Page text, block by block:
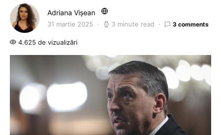
Adriana Vișean
31 martie 2025 3 minute read 3 comments
4.625 de vizualizări